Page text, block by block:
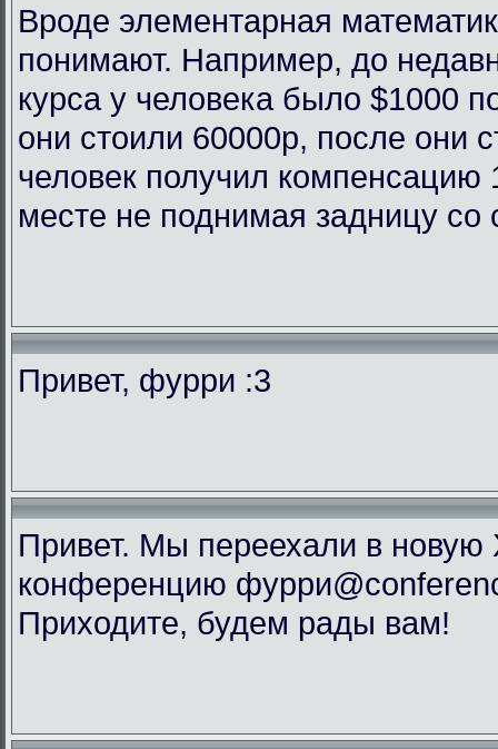
Вроде элементарная
понимают. Например, до
курса у человека было $1000
они стоили 60000р, после они
человек получил компенсацию
месте не поднимая задницу со
Привет, фурри :3
Привет. Мы переехали в новую
конференцию
Приходите, будем рады вам!